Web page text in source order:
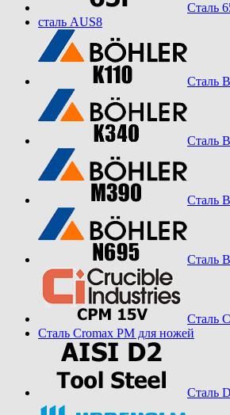
Сталь
сталь AUS8
Сталь
Сталь
Сталь
Сталь
Сталь
Сталь Cromax PM для ножей
Сталь